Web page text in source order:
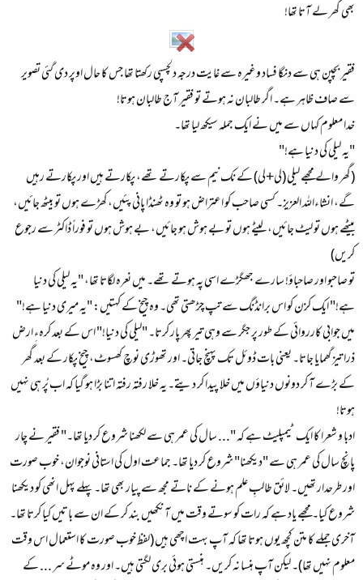
بھی گھر لے آتا تھا!
فقیر بچپن ہی سے دنگا فساد وغیرہ سے غایت درجہ دلچسپی رکھتا تھا جس کا حال اوپر دی گئی تصویر
سے صاف ظاہر ہے۔ اگر طالبان نہ ہوتے تو فقیر آج طالبان ہوتا!
خدا معلوم کہاں سے میں نے ایک جملہ سیکھ لیا تھا۔
"یہ لیلی کی دنیا ہے!"
(گھر والے مجھے لیلی (لی+لی) کے نک نیم سے پکارتے تھے، پکارتے ہیں اور پکارتے رہیں
گے، انشاءاللہ العزیز۔ کسی صاحب کو اعتراض ہو تو وہ ٹھنڈا پانی پئیں، کھڑے ہوں تو بیٹھ جائیں،
بیٹھے ہوں تو لیٹ جائیں، لیٹے ہوں تو بے ہوش ہو جائیں، بے ہوش ہوں تو فوراً ڈاکٹر سے رجوع
کریں)
تو صاحبو اور صاحباؤ! سارے جھگڑے اسی پہ ہوتے تھے۔ میں نعرہ لگاتا تھا، "یہ لیلی کی دنیا
ہے!" ایک کزن کو اس برانڈنگ سے تپ چڑھتی تھی۔ وہ چیخ کے کہتیں: "یہ میری دنیا ہے!"
میں جوابی کارروائی کے طور پر جگر سے وہی تیر پھر پار کرتا۔ "لیلی کی دنیا!" اس کے بعد کرہءِ ارض
ذرا تیز گھمایا جاتا۔ یعنی بات ڈوئل تک پہنچ جاتی۔ اور تھوڑی نوچ کھسوٹ، چیخ پکار کے بعد گھر
کے بڑے آ کر دونوں دنیاؤں میں خلا پیدا کر دیتے۔ یہ خلا رفتہ رفتہ اتنا بڑا ہو گیا کہ اب پُر ہی نہیں
ہوتا!
ادبا و شعرا کا ایک ٹیمپلیٹ ہے کہ "... سال کی عمر ہی سے لکھنا شروع کر دیا تھا۔" فقیر نے چار
پانچ سال کی عمر ہی سے "دیکھنا" شروع کر دیا تھا۔ جماعت اول کی استانی نوجوان، خوب صورت
اور طرحدار تھیں۔ لائق طالبِ علم ہونے کے ناتے مجھ سے پیار بھی تھا۔ پہلے پہل انھی کو دیکھنا
شروع کیا۔ مجھے یاد ہے کہ رات کو سوتے وقت میں آنکھیں بند کر کے ان سے باتیں کیا کرتا تھا۔
آخری جملے کا متن کچھ یوں ہوتا تھا کہ آپ بہت اچھی ہیں (لفظ خوب صورت کا استعمال اس وقت
معلوم نہیں تھا)۔ لیکن آپ ہنسا نہ کریں۔ ہنستی ہوئی بری لگتی ہیں۔ اور وہ موٹے سر ... کے